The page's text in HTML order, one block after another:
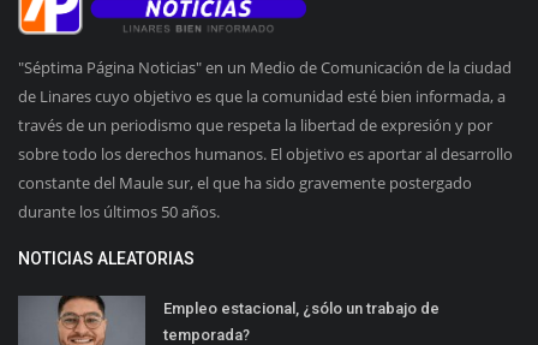
"Séptima Página Noticias" en un Medio de Comunicación de la ciudad
de Linares cuyo objetivo es que la comunidad esté bien informada, a
través de un periodismo que respeta la libertad de expresión y por
sobre todo los derechos humanos. El objetivo es aportar al desarrollo
constante del Maule sur, el que ha sido gravemente postergado
durante los últimos 50 años.
NOTICIAS ALEATORIAS
Empleo estacional, ¿sólo un trabajo de
temporada?